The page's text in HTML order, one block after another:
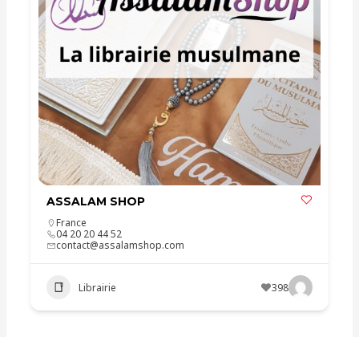
ASSALAM SHOP
France
04 20 20 44 52
contact@assalamshop.com
Librairie 398